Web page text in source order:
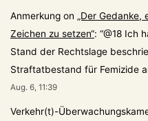
Anmerkung on „Der Gedanke,
Zeichen zu setzen“: “@18 Ich
Stand der Rechtslage
Straftatbestand für Femizide
Aug. 6, 11:39
Verkehr(t)-